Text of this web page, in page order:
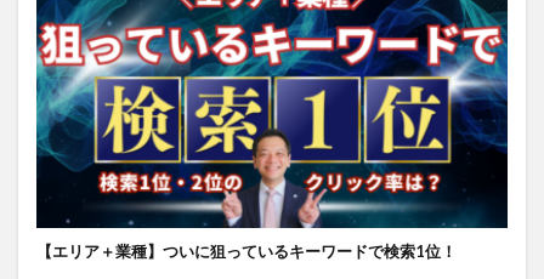
【エリア＋業種】ついに狙っているキーワードで検索1位！